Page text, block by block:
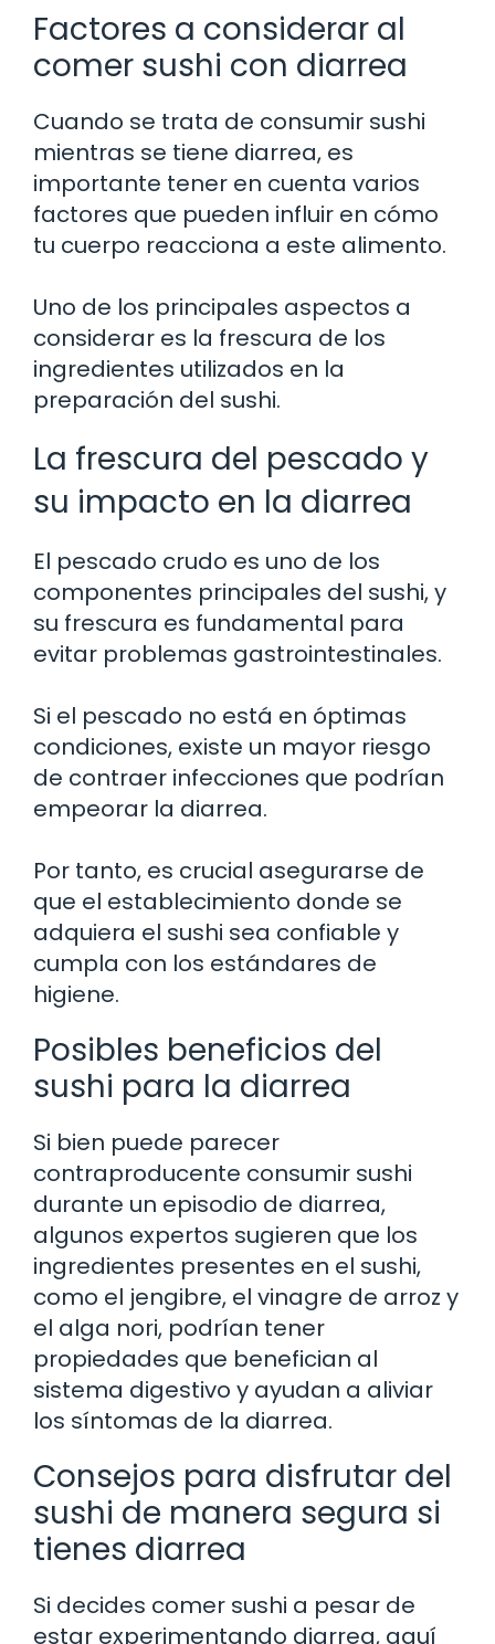
Factores a considerar al
comer sushi con diarrea
Cuando se trata de consumir sushi
mientras se tiene diarrea, es
importante tener en cuenta varios
factores que pueden influir en cómo
tu cuerpo reacciona a este alimento.
Uno de los principales aspectos a
considerar es la frescura de los
ingredientes utilizados en la
preparación del sushi.
La frescura del pescado y
su impacto en la diarrea
El pescado crudo es uno de los
componentes principales del sushi, y
su frescura es fundamental para
evitar problemas gastrointestinales.
Si el pescado no está en óptimas
condiciones, existe un mayor riesgo
de contraer infecciones que podrían
empeorar la diarrea.
Por tanto, es crucial asegurarse de
que el establecimiento donde se
adquiera el sushi sea confiable y
cumpla con los estándares de
higiene.
Posibles beneficios del
sushi para la diarrea
Si bien puede parecer
contraproducente consumir sushi
durante un episodio de diarrea,
algunos expertos sugieren que los
ingredientes presentes en el sushi,
como el jengibre, el vinagre de arroz y
el alga nori, podrían tener
propiedades que benefician al
sistema digestivo y ayudan a aliviar
los síntomas de la diarrea.
Consejos para disfrutar del
sushi de manera segura si
tienes diarrea
Si decides comer sushi a pesar de
estar experimentando diarrea, aquí